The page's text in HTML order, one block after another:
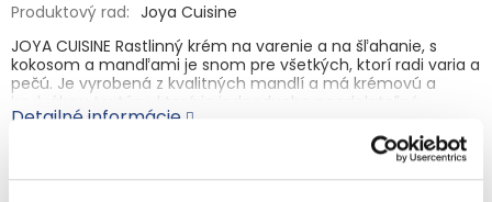
Produktový rad: Joya Cuisine
JOYA CUISINE Rastlinný krém na varenie a na šľahanie, s
kokosom a mandľami je snom pre všetkých, ktorí radi varia a
pečú. Je vyrobená z kvalitných mandlí a má krémovú a
hodvábnu textúru, ktorá je jednoducho neodolateľná.
Môžete ju použiť vyšľahanú ako penu alebo lahodný topping
na torty a dezerty. Nevyšľahaná je skvelá napríklad do
omáčok a polievok, aby jedlám dodala posledný šmrnc.
Detailné informácie